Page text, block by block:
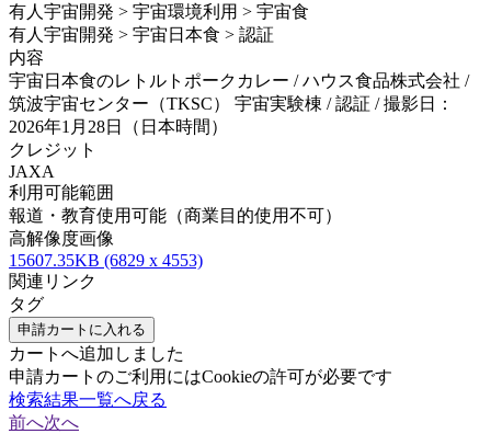
有人宇宙開発 > 宇宙環境利用 > 宇宙食
有人宇宙開発 > 宇宙日本食 > 認証
内容
宇宙日本食のレトルトポークカレー / ハウス食品株式会社 /
筑波宇宙センター（TKSC） 宇宙実験棟 / 認証 / 撮影日：
2026年1月28日（日本時間）
クレジット
JAXA
利用可能範囲
報道・教育使用可能（商業目的使用不可）
高解像度画像
15607.35KB (6829 x 4553)
関連リンク
タグ
申請カートに入れる
カートへ追加しました
申請カートのご利用にはCookieの許可が必要です
検索結果一覧へ戻る
前へ次へ